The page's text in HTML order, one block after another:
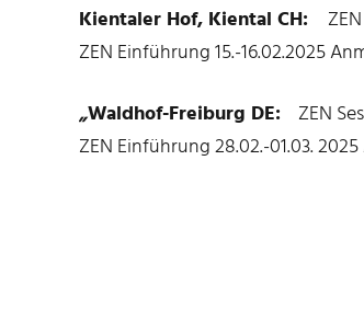
Kientaler Hof, Kiental CH:
ZEN Einführung 15.-16.02.2025
„Waldhof-Freiburg DE: ZEN
ZEN Einführung 28.02.-01.03.